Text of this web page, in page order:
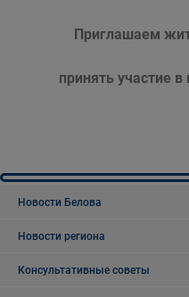
Приглашаем
принять участие
Новости Белова
Новости региона
Консультативные советы